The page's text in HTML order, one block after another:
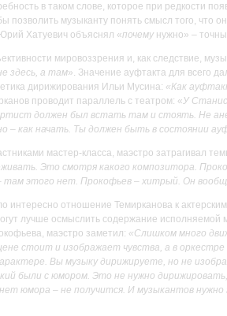
в таком слове, которое при редкости
позволить музыканту понять смысл того, что
Хатуевич объяснял «почему нужно» –
мировоззрения и, как следствие,
здесь, а там». Значение ауфтакта для всего
дирижирования Ильи Мусина: «Как
проводит параллель с театром: «У
должен был встать там и стоять. Не
– как начать. Ты должен быть в состоянии
мастер-класса, маэстро затрагивал
Это смотря какого композитора.
этого нет. Прокофьев – хитрый. Он
интересно отношение Темирканова к
лучше осмыслить содержание
маэстро заметил: «Слишком много
стоит и изображает чувства, а в
Вы музыку дирижируете, но не
были с юмором. Это не нужно
юмора – не получится. И музыкантов